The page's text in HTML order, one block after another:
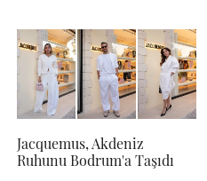
Jacquemus, Akdeniz
Ruhunu Bodrum'a Taşıdı